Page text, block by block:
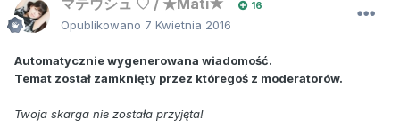
マテウシュ ♡ / ★Mati★ 16
Opublikowano 7 Kwietnia 2016
Automatycznie wygenerowana wiadomość.
Temat został zamknięty przez któregoś z moderatorów.
Twoja skarga nie została przyjęta!